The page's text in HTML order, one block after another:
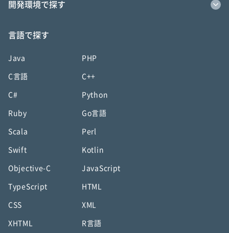
開発環境で探す
言語で探す
Java PHP
C言語 C++
C# Python
Ruby Go言語
Scala Perl
Swift Kotlin
Objective-C JavaScript
TypeScript HTML
CSS XML
XHTML R言語